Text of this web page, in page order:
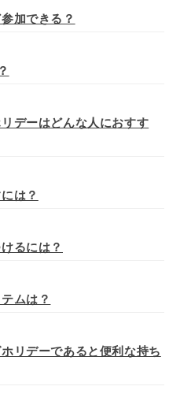
加できる？
デーはどんな人におすす
は？
るには？
ムは？
リデーであると便利な持ち